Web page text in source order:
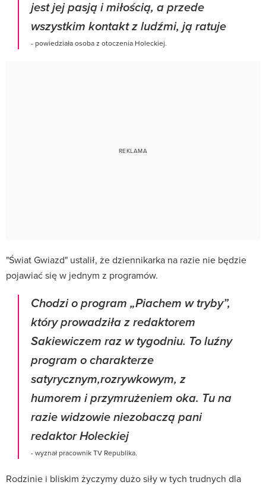
jest jej pasją i miłością, a przede
wszystkim kontakt z ludźmi, ją ratuje
- powiedziała osoba z otoczenia Holeckiej.
"Świat Gwiazd" ustalił, że dziennikarka na razie nie będzie
pojawiać się w jednym z programów.
Chodzi o program „Piachem w tryby”,
który prowadziła z redaktorem
Sakiewiczem raz w tygodniu. To luźny
program o charakterze
satyrycznym,rozrywkowym, z
humorem i przymrużeniem oka. Tu na
razie widzowie niezobaczą pani
redaktor Holeckiej
- wyznał pracownik TV Republika.
Rodzinie i bliskim życzymy dużo siły w tych trudnych dla